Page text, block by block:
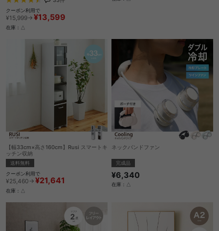
クーポン利用で
¥15,999→ ¥13,599
在庫：△
【幅33cm×高さ160cm】Rusi スマートキ
ッチン収納
送料無料
クーポン利用で
¥25,460→ ¥21,641
在庫：△
ネックバンドファン
完成品
¥6,340
在庫：△